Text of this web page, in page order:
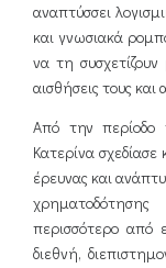
αναπτύσσει
και γνωσιακά
να τη
αισθήσεις τους
Από την περίοδο
Κατερίνα σχεδίασε
έρευνας και
περισσότερο από
διεθνή,